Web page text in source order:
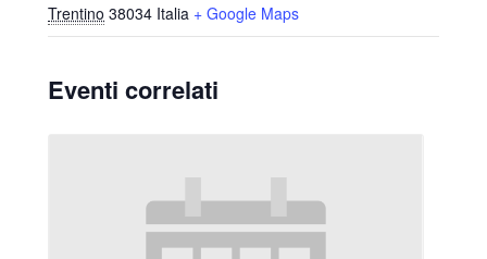
Trentino 38034 Italia + Google Maps
Eventi correlati